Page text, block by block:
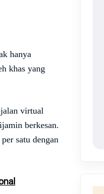
hanya
khas yang
virtual
berkesan.
satu dengan